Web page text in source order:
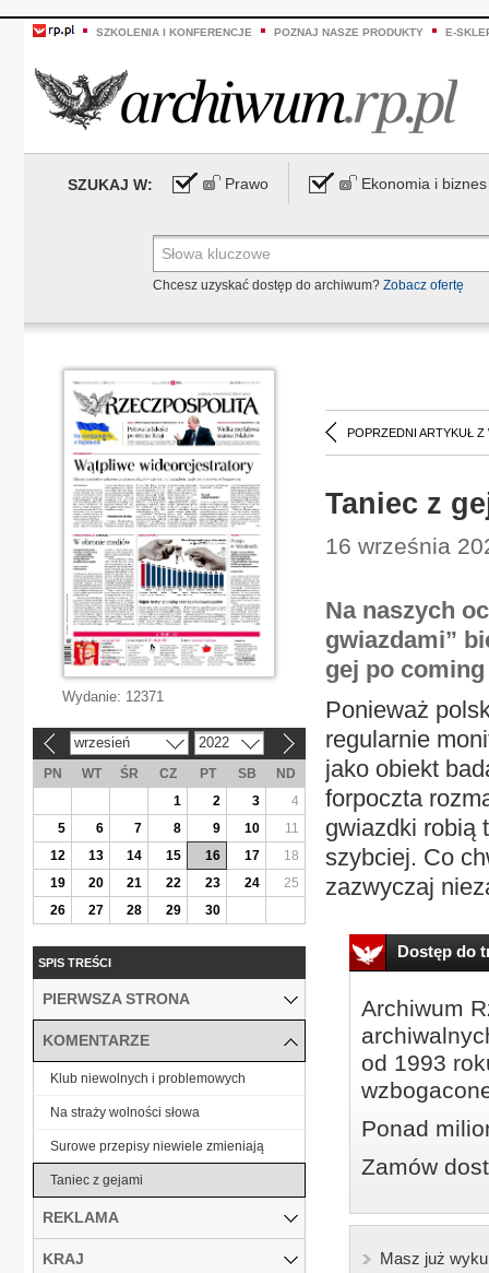
SZKOLENIA I KONFERENCJE POZNAJ NASZE PRODUKTY E-
SZUKAJ W: Prawo Ekonomia i biznes
Chcesz uzyskać dostęp do archiwum? Zobacz ofertę
POPRZEDNI ARTYKUŁ Z
Taniec z
16 września
Na naszych
gwiazdami”
gej po
Ponieważ
regularnie
jako obiekt
forpoczta
gwiazdki robią
szybciej. Co
zazwyczaj
Dostęp do
Archiwum
od 1993
Ponad
Zamów
Masz już
Wydanie: 12371
wrzesień 2022
PN WT ŚR CZ PT SB
ND
1
2 3
4
5
6 7 8 9 10
11
12
13 14 15 16 17
18
19
20 21 22 23 24
25
26
27 28 29 30
SPIS TREŚCI
PIERWSZA STRONA
KOMENTARZE
Klub niewolnych i problemowych
Na straży wolności słowa
Surowe przepisy niewiele zmieniają
Taniec z gejami
REKLAMA
KRAJ